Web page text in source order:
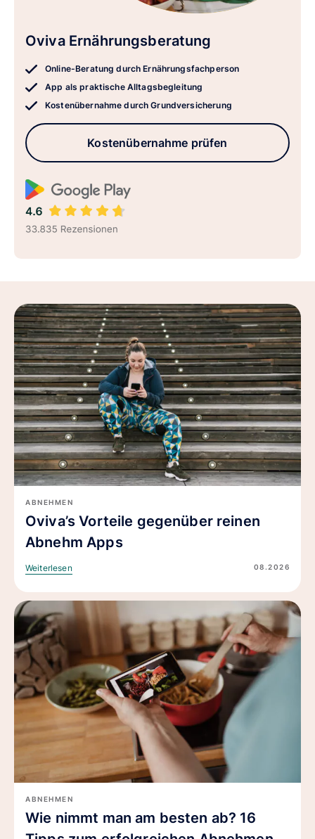
Oviva Ernährungsberatung
Online-Beratung durch Ernährungsfachperson
App als praktische Alltagsbegleitung
Kostenübernahme durch Grundversicherung
Kostenübernahme prüfen
ABNEHMEN
Oviva’s Vorteile gegenüber reinen
Abnehm Apps
Weiterlesen 08.2026
ABNEHMEN
Wie nimmt man am besten ab? 16